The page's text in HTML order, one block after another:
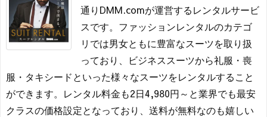
通りDMM.comが運営するレンタルサービ
スです。ファッションレンタルのカテゴ
リでは男女ともに豊富なスーツを取り扱
っており、ビジネススーツから礼服・喪
服・タキシードといった様々なスーツをレンタルすること
ができます。レンタル料金も2日4,980円～と業界でも最安
クラスの価格設定となっており、送料が無料なのも嬉しい